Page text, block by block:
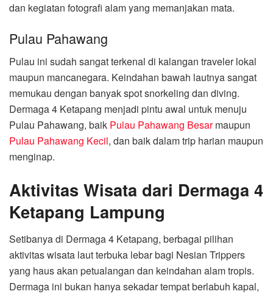
dan kegiatan fotografi alam yang memanjakan mata.
Pulau Pahawang
Pulau ini sudah sangat terkenal di kalangan traveler lokal
maupun mancanegara. Keindahan bawah lautnya sangat
memukau dengan banyak spot snorkeling dan diving.
Dermaga 4 Ketapang menjadi pintu awal untuk menuju
Pulau Pahawang, baik Pulau Pahawang Besarmaupun
Pulau Pahawang Kecil, dan baik dalam trip harian maupun
menginap.
Aktivitas Wisata dari Dermaga 4
Ketapang Lampung
Setibanya di Dermaga 4 Ketapang, berbagai pilihan
aktivitas wisata laut terbuka lebar bagi Nesian Trippers
yang haus akan petualangan dan keindahan alam tropis.
Dermaga ini bukan hanya sekadar tempat berlabuh kapal,